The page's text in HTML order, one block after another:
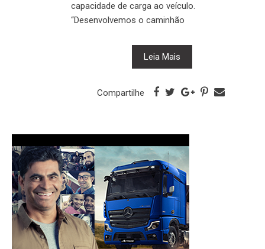
capacidade de carga ao veículo.
“Desenvolvemos o caminhão
Leia Mais
Compartilhe